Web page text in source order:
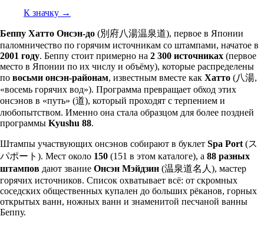
К значку →
Беппу Хатто Онсэн-до (別府八湯温泉道), первое в Японии
паломничество по горячим источникам со штампами, начатое в
2001 году. Беппу стоит примерно на 2 300 источниках (первое
место в Японии по их числу и объёму), которые распределены
по восьми онсэн-районам, известным вместе как Хатто (八湯,
«восемь горячих вод»). Программа превращает обход этих
онсэнов в «путь» (道), который проходят с терпением и
любопытством. Именно она стала образцом для более поздней
программы Kyushu 88.
Штампы участвующих онсэнов собирают в буклет Spa Port (ス
パポート). Мест около 150 (151 в этом каталоге), а 88 разных
штампов дают звание Онсэн Мэйдзин (温泉道名人), мастер
горячих источников. Список охватывает всё: от скромных
соседских общественных купален до больших рёканов, горных
открытых ванн, ножных ванн и знаменитой песчаной ванны
Беппу.